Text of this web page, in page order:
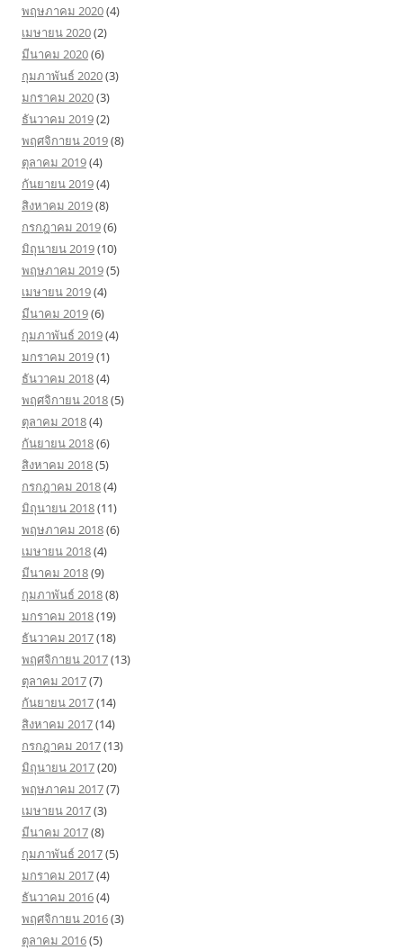
พฤษภาคม 2020(4)
เมษายน 2020(2)
มีนาคม 2020(6)
กุมภาพันธ์ 2020(3)
มกราคม 2020(3)
ธันวาคม 2019(2)
พฤศจิกายน 2019(8)
ตุลาคม 2019(4)
กันยายน 2019(4)
สิงหาคม 2019(8)
กรกฎาคม 2019(6)
มิถุนายน 2019(10)
พฤษภาคม 2019(5)
เมษายน 2019(4)
มีนาคม 2019(6)
กุมภาพันธ์ 2019(4)
มกราคม 2019(1)
ธันวาคม 2018(4)
พฤศจิกายน 2018(5)
ตุลาคม 2018(4)
กันยายน 2018(6)
สิงหาคม 2018(5)
กรกฎาคม 2018(4)
มิถุนายน 2018(11)
พฤษภาคม 2018(6)
เมษายน 2018(4)
มีนาคม 2018(9)
กุมภาพันธ์ 2018(8)
มกราคม 2018(19)
ธันวาคม 2017(18)
พฤศจิกายน 2017(13)
ตุลาคม 2017(7)
กันยายน 2017(14)
สิงหาคม 2017(14)
กรกฎาคม 2017(13)
มิถุนายน 2017(20)
พฤษภาคม 2017(7)
เมษายน 2017(3)
มีนาคม 2017(8)
กุมภาพันธ์ 2017(5)
มกราคม 2017(4)
ธันวาคม 2016(4)
พฤศจิกายน 2016(3)
ตุลาคม 2016(5)